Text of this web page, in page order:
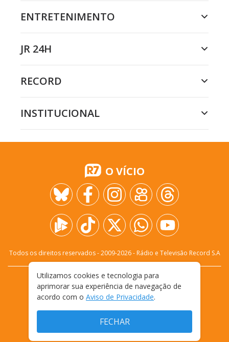
ENTRETENIMENTO
JR 24H
RECORD
INSTITUCIONAL
O VÍCIO
Todos os direitos reservados - 2009-2026- Rádio e Televisão Record S.A
FALE CONOSCO
PRIVACIDADE
TERMOS E CONDIÇÕES DE USO
Utilizamos cookies e tecnologia para
aprimorar sua experiência de navegação de
acordo com o Aviso de Privacidade.
FECHAR